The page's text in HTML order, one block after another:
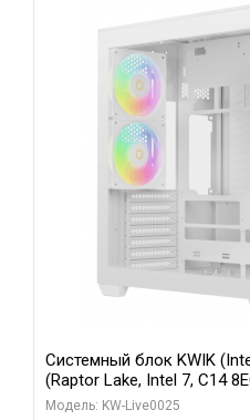
Системный блок KWIK
(Raptor Lake, Intel 7, C14
модуля)/ Gigabyte RTX5060
Модель: KW-Live0025